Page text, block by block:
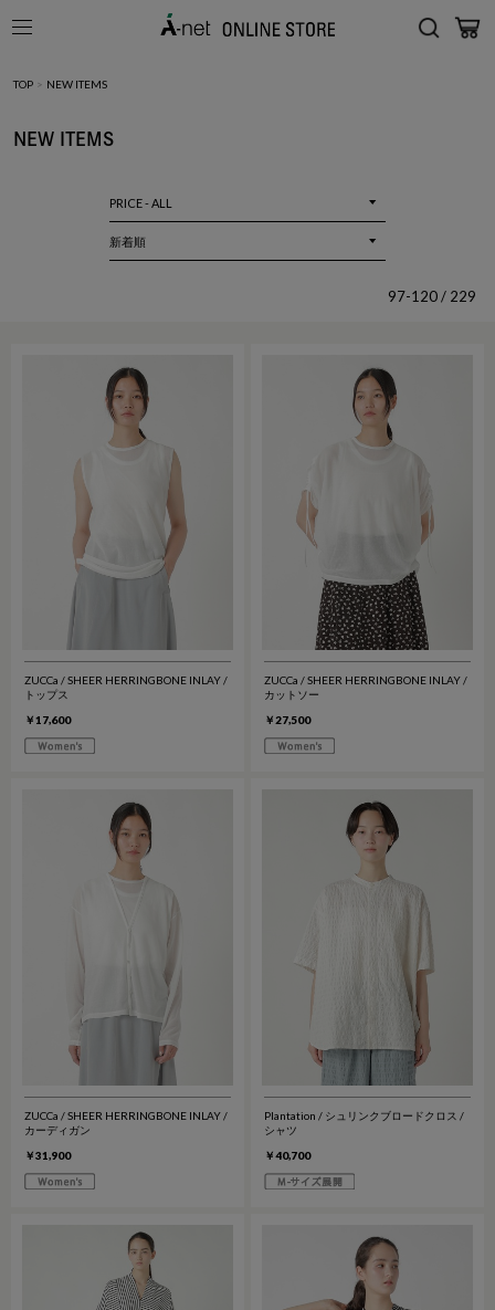
TOP > NEW ITEMS
NEW ITEMS
97-120 / 229
ZUCCa / SHEER HERRINGBONE INLAY /
トップス
￥17,600
ZUCCa / SHEER HERRINGBONE INLAY /
カットソー
￥27,500
ZUCCa / SHEER HERRINGBONE INLAY /
カーディガン
￥31,900
Plantation / シュリンクブロードクロス /
シャツ
￥40,700